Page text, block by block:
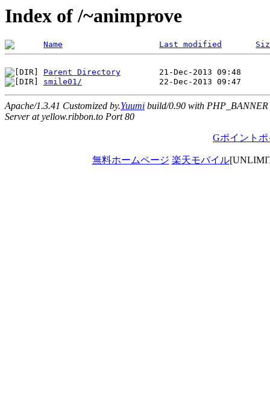
Index of /~animprove
Name Last modified
Parent Directory
smile01/
Apache/1.3.41 Customized by.Yuumi build/0.90 with PHP_BANNER
Server at yellow.ribbon.to Port 80
Gポイント
無料ホームページ 楽天モバイル